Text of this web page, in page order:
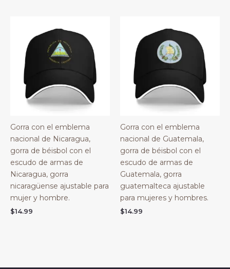
Gorra con el emblema
nacional de Nicaragua,
gorra de béisbol con el
escudo de armas de
Nicaragua, gorra
nicaragüense ajustable para
mujer y hombre.
$14.99
Gorra con el emblema
nacional de Guatemala,
gorra de béisbol con el
escudo de armas de
Guatemala, gorra
guatemalteca ajustable
para mujeres y hombres.
$14.99